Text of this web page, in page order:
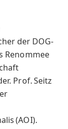
der DOG-
Renommee
Prof. Seitz
(AOI).